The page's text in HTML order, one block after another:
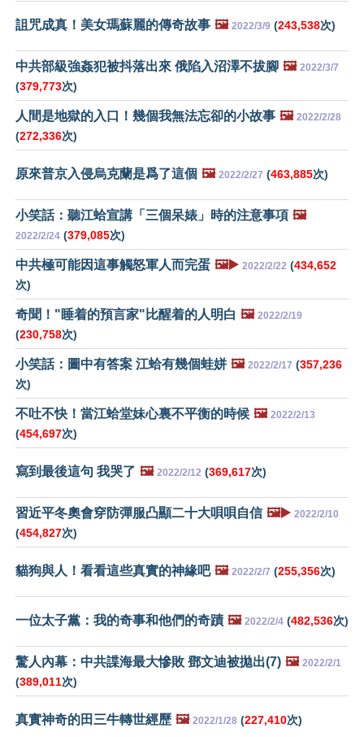
詛咒成真！美女瑪蘇麗的傳奇故事 🖼️ 2022/3/9 (243,538次)
中共部級強姦犯被抖落出來 俄陷入沼澤不拔腳 🖼️ 2022/3/7
(379,773次)
人間是地獄的入口！幾個我無法忘卻的小故事 🖼️ 2022/2/28
(272,336次)
原來普京入侵烏克蘭是爲了這個 🖼️ 2022/2/27 (463,885次)
小笑話：聽江蛤宣講「三個呆婊」時的注意事項 🖼️
2022/2/24 (379,085次)
中共極可能因這事觸怒軍人而完蛋 🖼️▶️ 2022/2/22 (434,652
次)
奇聞！"睡着的預言家"比醒着的人明白 🖼️ 2022/2/19
(230,758次)
小笑話：圖中有答案 江蛤有幾個蛙姘 🖼️ 2022/2/17 (357,236
次)
不吐不快！當江蛤堂妹心裏不平衡的時候 🖼️ 2022/2/13
(454,697次)
寫到最後這句 我哭了 🖼️ 2022/2/12 (369,617次)
習近平冬奧會穿防彈服凸顯二十大唄唄自信 🖼️▶️ 2022/2/10
(454,827次)
貓狗與人！看看這些真實的神緣吧 🖼️ 2022/2/7 (255,356次)
一位太子黨：我的奇事和他們的奇蹟 🖼️ 2022/2/4 (482,536次)
驚人內幕：中共諜海最大慘敗 鄧文迪被拋出(7) 🖼️ 2022/2/1
(389,011次)
真實神奇的田三牛轉世經歷 🖼️ 2022/1/28 (227,410次)